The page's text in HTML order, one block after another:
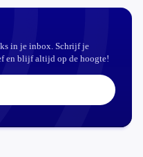
in je inbox. Schrijf je
en blijf altijd op de hoogte!